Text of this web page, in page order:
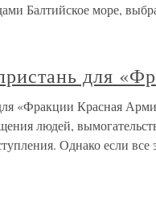
Балтийское море,
для
«Фракции Красная
людей,
Однако если